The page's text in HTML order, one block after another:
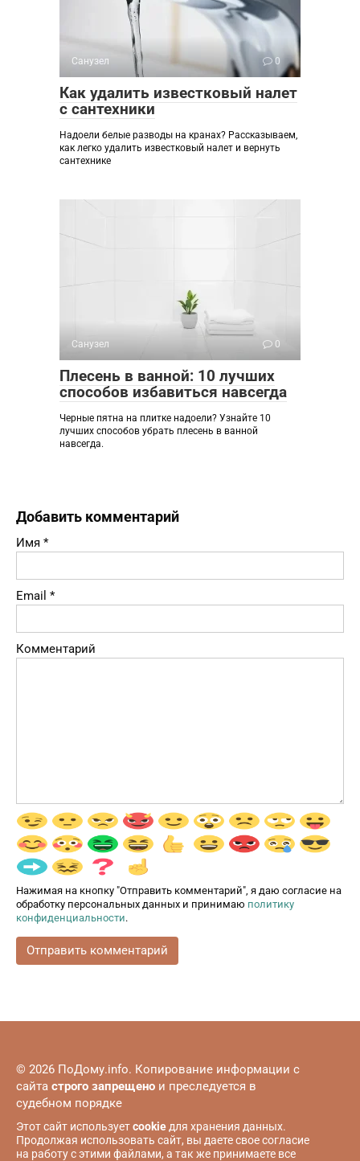
Санузел 0
Как удалить известковый налет
с сантехники
Надоели белые разводы на кранах? Рассказываем,
как легко удалить известковый налет и вернуть
сантехнике
Санузел 0
Плесень в ванной: 10 лучших
способов избавиться навсегда
Черные пятна на плитке надоели? Узнайте 10
лучших способов убрать плесень в ванной
навсегда.
Добавить комментарий
Имя *
Email *
Комментарий
Нажимая на кнопку "Отправить комментарий", я даю согласие на
обработку персональных данных и принимаю политику
конфиденциальности.
© 2026 ПоДому.info. Копирование информации с
сайта строго запрещено и преследуется в
судебном порядке
Этот сайт используетcookieдля хранения данных.
Продолжая использовать сайт, вы даете свое согласие
на работу с этими файлами, а так же принимаете все